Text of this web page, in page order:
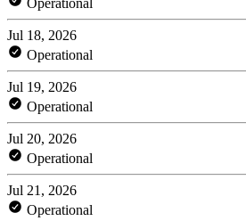
Jul 18, 2026
Operational
Jul 19, 2026
Operational
Jul 20, 2026
Operational
Jul 21, 2026
Operational